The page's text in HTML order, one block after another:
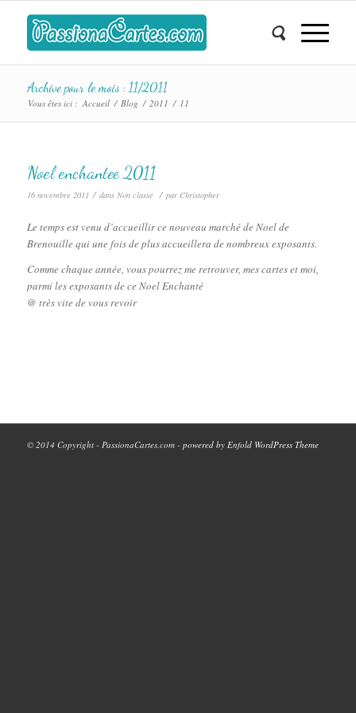
Archive pour le mois : 11/2011
Vous êtes ici : Accueil / Blog / 2011 / 11
Noel enchantee 2011
16 novembre 2011 / dans Non classé / parChristopher
Le temps est venu d’accueillir ce nouveau marché de Noel de
Brenouille qui une fois de plus accueillera de nombreux exposants.
Comme chaque année, vous pourrez me retrouver, mes cartes et moi,
parmi les exposants de ce Noel Enchanté
@ très vite de vous revoir
© 2014 Copyright - PassionaCartes.com - powered by Enfold WordPress Theme